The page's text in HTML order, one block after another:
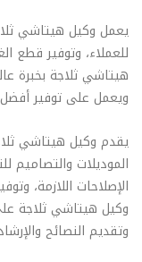
يعمل وكيل هيتاشي
للعملاء، وتوفير قطع
هيتاشي ثلاجة بخبرة
ويعمل على توفير أفضل
يقدم وكيل هيتاشي
الموديلات والتصاميم
الإصلاحات اللازمة،
وكيل هيتاشي ثلاجة
وتقديم النصائح